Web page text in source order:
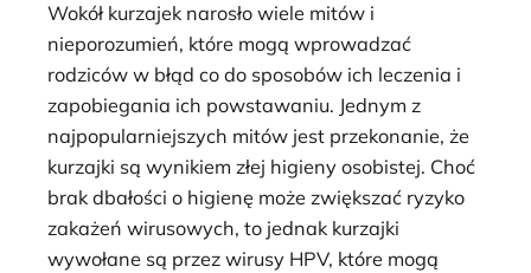
Wokół kurzajek narosło wiele mitów i
nieporozumień, które mogą wprowadzać
rodziców w błąd co do sposobów ich leczenia i
zapobiegania ich powstawaniu. Jednym z
najpopularniejszych mitów jest przekonanie, że
kurzajki są wynikiem złej higieny osobistej. Choć
brak dbałości o higienę może zwiększać ryzyko
zakażeń wirusowych, to jednak kurzajki
wywołane są przez wirusy HPV, które mogą